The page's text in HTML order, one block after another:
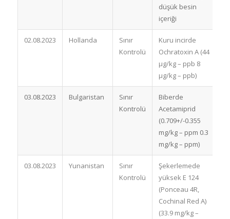
düşük besin
içeriği
02.08.2023 Hollanda
Sınır
Kontrolü
Kuru incirde
Ochratoxin A (44
µg/kg – ppb 8
µg/kg – ppb)
03.08.2023 Bulgaristan
Sınır
Kontrolü
Biberde
Acetamiprid
(0.709+/-0.355
mg/kg – ppm 0.3
mg/kg – ppm)
03.08.2023 Yunanistan
Sınır
Kontrolü
Şekerlemede
yüksek E 124
(Ponceau 4R,
Cochinal Red A)
(33.9 mg/kg –